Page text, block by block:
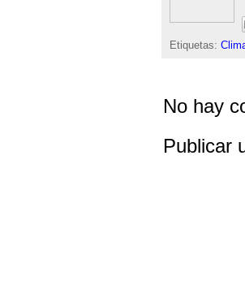
Etiquetas:
No hay
Publicar